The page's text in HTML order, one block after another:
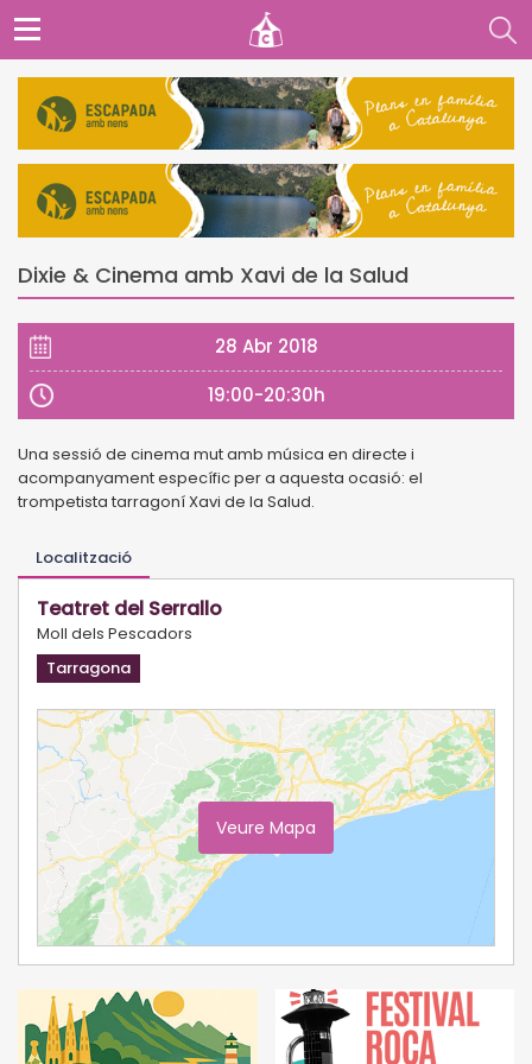
Dixie & Cinema amb Xavi de la Salud
28 Abr 2018
19:00-20:30h
Una sessió de cinema mut amb música en directe i
acompanyament específic per a aquesta ocasió: el
trompetista tarragoní Xavi de la Salud.
Localització
Teatret del Serrallo
Moll dels Pescadors
Tarragona
Veure Mapa